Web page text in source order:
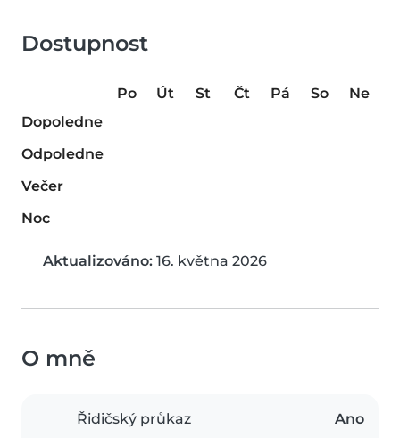
Dostupnost
Po Út St Čt Pá So
Ne
Dopoledne
Odpoledne
Večer
Noc
Aktualizováno: 16. května 2026
O mně
Řidičský průkaz Ano